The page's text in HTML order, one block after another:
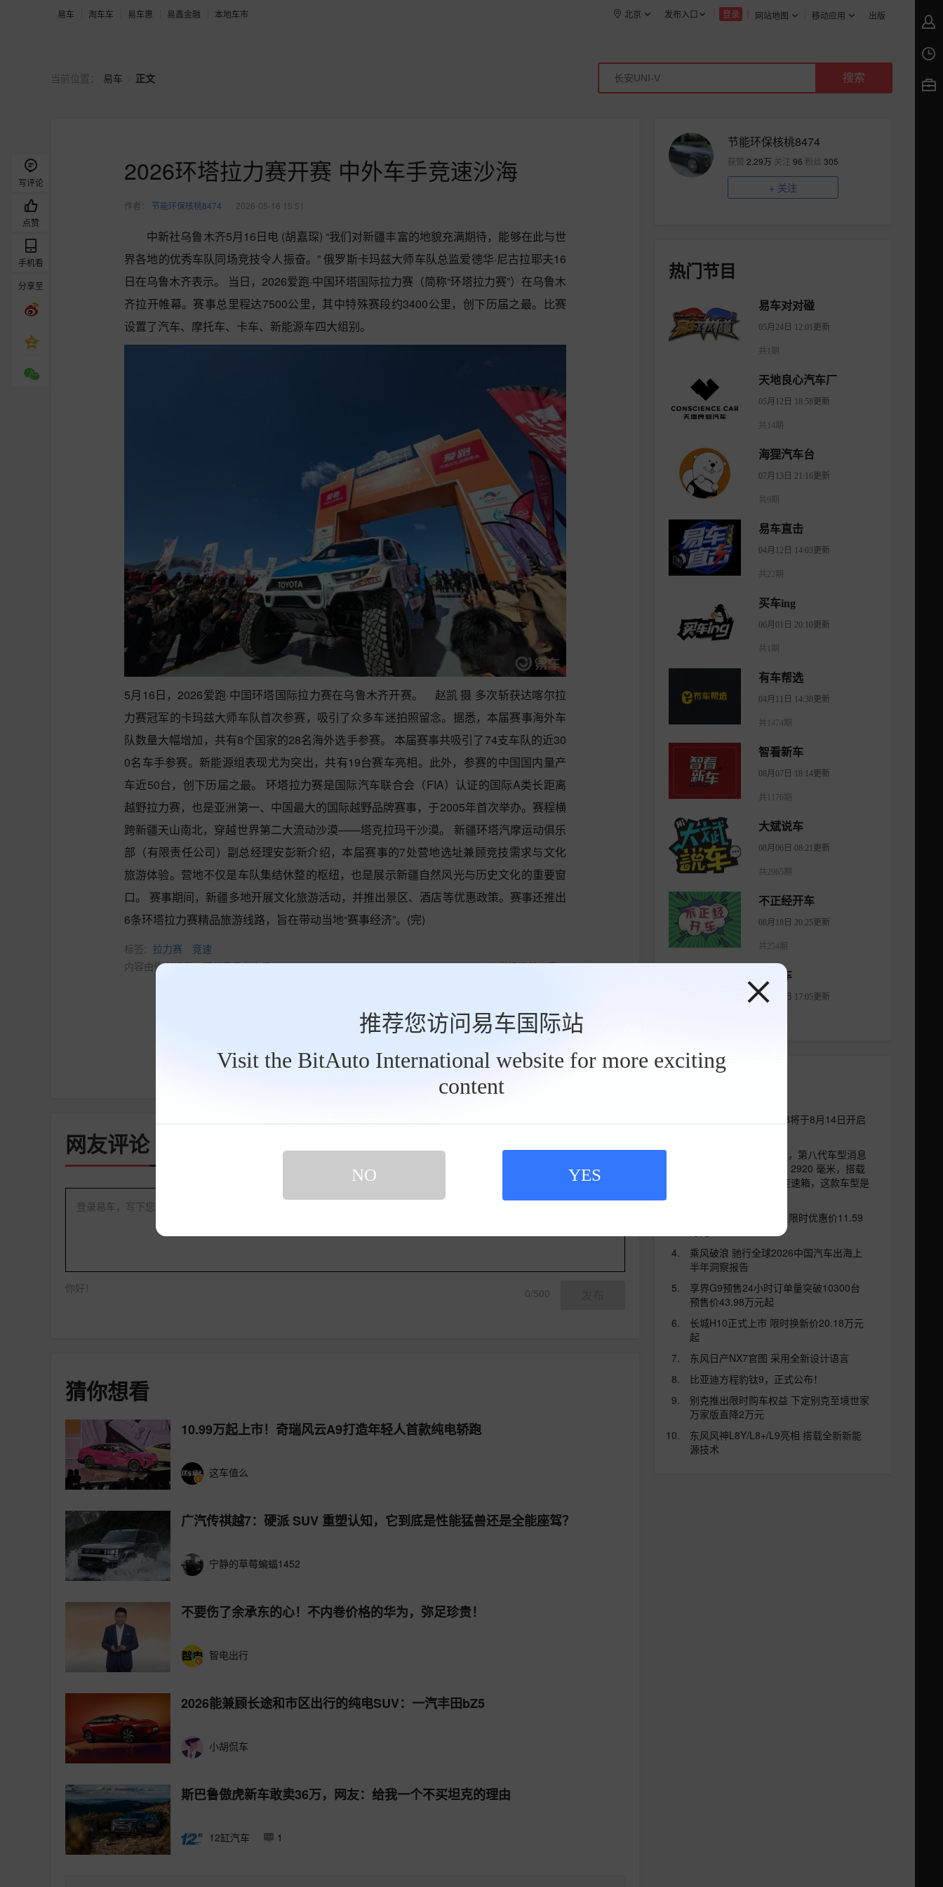
易车 淘车车 易车惠 易鑫金融 本地车市 网站地图 移动应用 出版
登录
发布入口
北京
推荐您访问易车国际站
Visit the BitAuto International website for more exciting
content
NO YES
当前位置： 易车 正文
写评论
点赞
手机看
分享至
2026环塔拉力赛开赛 中外车手竞速沙海
作者： 节能环保核桃8474 2026-05-16 15:51
中新社乌鲁木齐5月16日电 (胡嘉琛) “我们对新疆丰富的地貌充满期待，能够在此与世
界各地的优秀车队同场竞技令人振奋。” 俄罗斯卡玛兹大师车队总监爱德华·尼古拉耶夫16
日在乌鲁木齐表示。
当日，2026爱跑·中国环塔国际拉力赛（简称“环塔拉力赛”）在乌鲁木
齐拉开帷幕。赛事总里程达7500公里，其中特殊赛段约3400公里，创下历届之最。比赛
设置了汽车、摩托车、卡车、新能源车四大组别。
5月16日，2026爱跑·中国环塔国际拉力赛在乌鲁木齐开赛。 赵凯 摄 多次斩获达喀尔拉
力赛冠军的卡玛兹大师车队首次参赛，吸引了众多车迷拍照留念。据悉，本届赛事海外车
队数量大幅增加，共有8个国家的28名海外选手参赛。
本届赛事共吸引了74支车队的近30
0名车手参赛。新能源组表现尤为突出，共有19台赛车亮相。此外，参赛的中国国内量产
车近50台，创下历届之最。
环塔拉力赛是国际汽车联合会（FIA）认证的国际A类长距离
越野拉力赛，也是亚洲第一、中国最大的国际越野品牌赛事，于2005年首次举办。赛程横
跨新疆天山南北，穿越世界第二大流动沙漠——塔克拉玛干沙漠。
新疆环塔汽摩运动俱乐
部（有限责任公司）副总经理安彭新介绍，本届赛事的7处营地选址兼顾竞技需求与文化
旅游体验。营地不仅是车队集结休整的枢纽，也是展示新疆自然风光与历史文化的重要窗
口。
赛事期间，新疆多地开展文化旅游活动，并推出景区、酒店等优惠政策。赛事还推出
6条环塔拉力赛精品旅游线路，旨在带动当地“赛事经济”。(完)
标签: 拉力赛
竞速
内容由作者提供，不代表易车立场
举报当前文章
点赞 收藏 微博 QQ空间 微信
网友评论
登录易车，写下您的槽点
你好！ 0/500
猜你想看
10.99万起上市！奇瑞风云A9打造年轻人首款纯电轿跑
这车值么
广汽传祺越7：硬派 SUV 重塑认知，它到底是性能猛兽还是全能座驾？
宁静的草莓蝙蝠1452
不要伤了余承东的心！不内卷价格的华为，弥足珍贵！
智电出行
2026能兼顾长途和市区出行的纯电SUV：一汽丰田bZ5
小胡侃车
斯巴鲁傲虎新车敢卖36万，网友：给我一个不买坦克的理由
12缸汽车 1
节能环保核桃8474
获赞 2.29万 关注 96 粉丝 305
+ 关注
热门节目
易车对对碰
05月24日 12:01更新
共1期
天地良心汽车厂
05月12日 18:58更新
共14期
海狸汽车台
07月13日 21:16更新
共9期
易车直击
04月12日 14:03更新
共22期
买车ing
06月01日 20:10更新
共1期
有车帮选
04月11日 14:38更新
共1474期
智看新车
08月07日 18:14更新
共1176期
大斌说车
08月06日 08:21更新
共2965期
不正经开车
08月18日 20:25更新
共254期
秒懂车
05月05日 17:05更新
FREELANDER神行者8将于8月14日开启
全新冠道历经八年等待，第八代车型消息
浮出水面，轴距扩展至 2920 毫米，搭载
2.0T 引擎匹配 10AT 变速箱，这款车型是
全新深蓝S05正式上市 限时优惠价11.59
乘风破浪 驰行全球2026中国汽车出海上
半年洞察报告
享界G9预售24小时订单量突破10300台
预售价43.98万元起
长城H10正式上市 限时换新价20.18万元
起
东风日产NX7官图 采用全新设计语言
比亚迪方程豹钛9，正式公布！
别克推出限时购车权益 下定别克至境世家
万家版直降2万元
东风风神L8Y/L8+/L9亮相 搭载全新新能
源技术